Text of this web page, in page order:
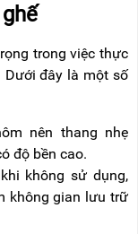
trong việc thực
Dưới đây là một số
nên thang nhẹ
độ bền cao.
không sử dụng,
không gian lưu trữ